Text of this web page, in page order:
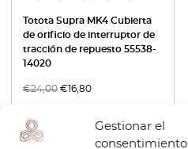
Gestionar el
consentimiento
Totota Supra MK4 Cubierta
de orificio de interruptor de
tracción de repuesto 55538-
14020
€24,00 €16,80
Ver producto